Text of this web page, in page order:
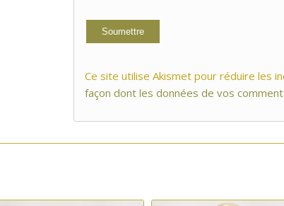
Ce site utilise Akismet pour réduire les
façon dont les données de vos